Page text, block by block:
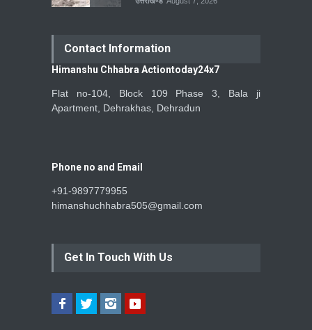
Contact Information
Himanshu Chhabra Actiontoday24x7
Flat no-104, Block 109 Phase 3, Bala ji
Apartment, Dehrakhas, Dehradun
Phone no and Email
+91-9897779955
himanshuchhabra505@gmail.com
Get In Touch With Us